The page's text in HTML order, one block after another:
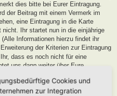
dies bitte bei Eurer Eintragung.
der Beitrag mit einem Vermerk im
eine Eintragung in die Karte
Ihr startet nun in die einjährige
Informationen hierzu findet ihr
der Kriterien zur Eintragung
dass es noch nicht für eine
uns dann weiter über Eure
Wenn unser Moderatorenteam der
soweit, werden wir diesen als Hortus
Cookies und
zur Integration